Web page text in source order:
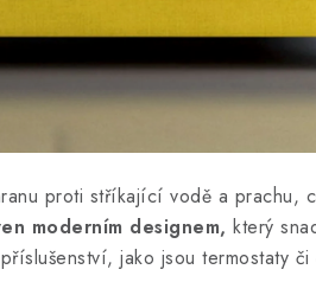
proti stříkající vodě a prachu,
moderním designem, který
jako jsou termostaty či